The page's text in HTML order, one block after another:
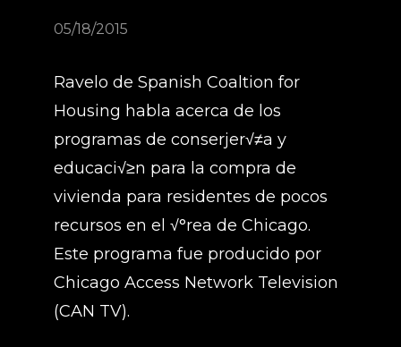
05/18/2015
Ravelo de Spanish Coaltion for
Housing habla acerca de los
programas de conserjer√≠a y
educaci√≥n para la compra de
vivienda para residentes de pocos
recursos en el √°rea de Chicago.
Este programa fue producido por
Chicago Access Network Television
(CAN TV).